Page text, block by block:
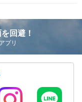
回避！
プリ